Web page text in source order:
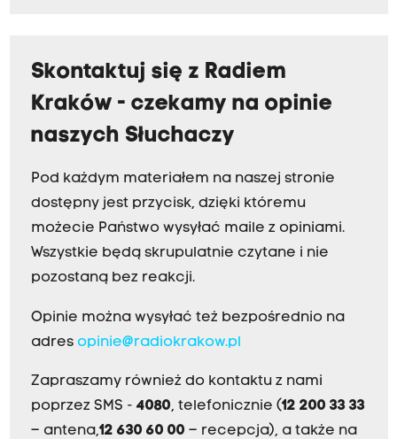
Skontaktuj się z Radiem
Kraków - czekamy na opinie
naszych Słuchaczy
Pod każdym materiałem na naszej stronie
dostępny jest przycisk, dzięki któremu
możecie Państwo wysyłać maile z opiniami.
Wszystkie będą skrupulatnie czytane i nie
pozostaną bez reakcji.
Opinie można wysyłać też bezpośrednio na
adres opinie@radiokrakow.pl
Zapraszamy również do kontaktu z nami
poprzez SMS - 4080, telefonicznie (12 200 33 33
– antena,12 630 60 00 – recepcja), a także na